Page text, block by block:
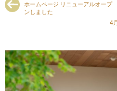
ホームページ リニューアルオープ
ンしました
4